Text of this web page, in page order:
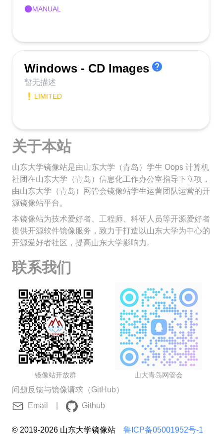
MANUAL
Windows - CD Images
暂无描述
LIMITED
关于本站
山东大学镜像站是由山东大学（青岛）学生 Oops 计算机
社团在山东大学（青岛）信息化工作办公室指导下立项，
由山东大学（青岛）网管会镜像站学生运营团队运营的开
源镜像站平台。
本镜像站为技术爱好者、工程师、科研人员等开源爱好者
提供开源软件镜像服务，致力于打造以山东大学为中心的
开源爱好者社区，提高山东大学影响力。
联系我们
镜像站开放群 山大青岛网管会
问题反馈与镜像请求（GitHub）
Email
Github
© 2019-2026 山东大学镜像站 鲁ICP备05001952号-1